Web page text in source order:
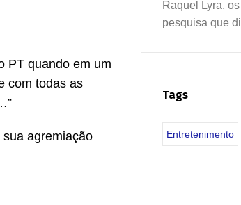
PT quando em um
com todas as
agremiação
Raquel Lyra,
pesquisa que
Tags
Entretenimento